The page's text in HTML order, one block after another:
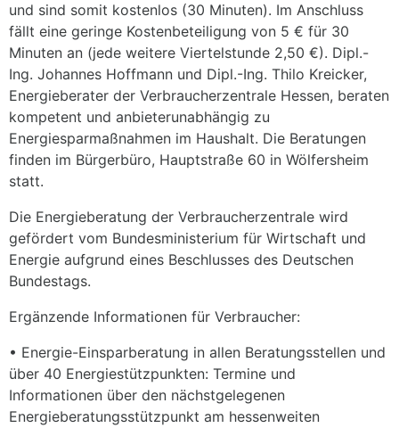
und sind somit kostenlos (30 Minuten). Im Anschluss
fällt eine geringe Kostenbeteiligung von 5 € für 30
Minuten an (jede weitere Viertelstunde 2,50 €). Dipl.-
Ing. Johannes Hoffmann und Dipl.-Ing. Thilo Kreicker,
Energieberater der Verbraucherzentrale Hessen, beraten
kompetent und anbieterunabhängig zu
Energiesparmaßnahmen im Haushalt. Die Beratungen
finden im Bürgerbüro, Hauptstraße 60 in Wölfersheim
statt.
Die Energieberatung der Verbraucherzentrale wird
gefördert vom Bundesministerium für Wirtschaft und
Energie aufgrund eines Beschlusses des Deutschen
Bundestags.
Ergänzende Informationen für Verbraucher:
• Energie-Einsparberatung in allen Beratungsstellen und
über 40 Energiestützpunkten: Termine und
Informationen über den nächstgelegenen
Energieberatungsstützpunkt am hessenweiten